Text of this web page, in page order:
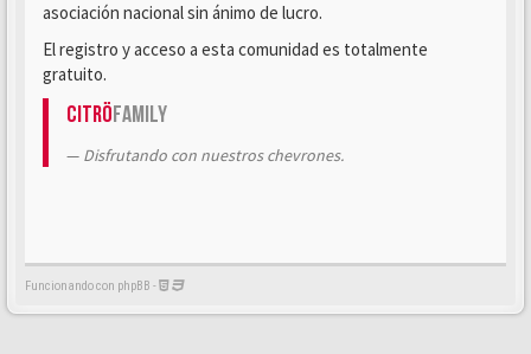
asociación nacional sin ánimo de lucro.
El registro y acceso a esta comunidad es totalmente
gratuito.
CitröFamily
Disfrutando con nuestros chevrones.
Funcionando con phpBB -